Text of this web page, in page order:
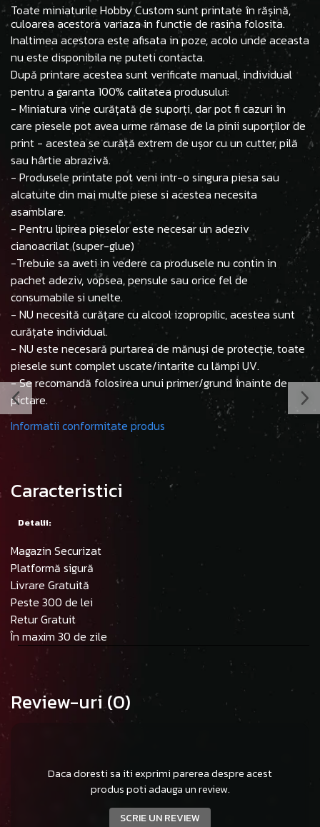
Toate miniaturile Hobby Custom sunt printate în rășină,
culoarea acestora variaza in functie de rasina folosita.
Inaltimea acestora este afisata in poze, acolo unde aceasta
nu este disponibila ne puteti contacta.
După printare acestea sunt verificate manual, individual
pentru a garanta 100% calitatea produsului:
- Miniatura vine curățată de suporți, dar pot fi cazuri în
care piesele pot avea urme rămase de la pinii suporților de
print - acestea se curăță extrem de ușor cu un cutter, pilă
sau hârtie abrazivă.
- Produsele printate pot veni intr-o singura piesa sau
alcatuite din mai multe piese si acestea necesita
asamblare.
- Pentru lipirea pieselor este necesar un adeziv
cianoacrilat (super-glue)
-Trebuie sa aveti in vedere ca produsele nu contin in
pachet adeziv, vopsea, pensule sau orice fel de
consumabile si unelte.
- NU necesită curățare cu alcool izopropilic, acestea sunt
curățate individual.
- NU este necesară purtarea de mănuși de protecție, toate
piesele sunt complet uscate/intarite cu lămpi UV.
- Se recomandă folosirea unui primer/grund înainte de
pictare.
Informatii conformitate produs
Caracteristici
Detalii:
Magazin Securizat
Platformă sigură
Livrare Gratuită
Peste 300 de lei
Retur Gratuit
În maxim 30 de zile
Review-uri(0)
Daca doresti sa iti exprimi parerea despre acest
produs poti adauga un review.
SCRIE UN REVIEW